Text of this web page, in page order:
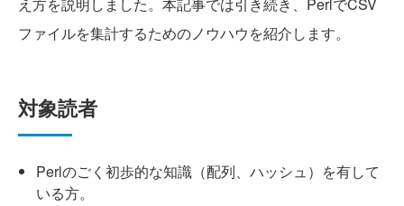
ファイルを集計するためのノウハウを紹介します。
対象読者
Perlのごく初歩的な知識（配列、ハッシュ）を有して
いる方。